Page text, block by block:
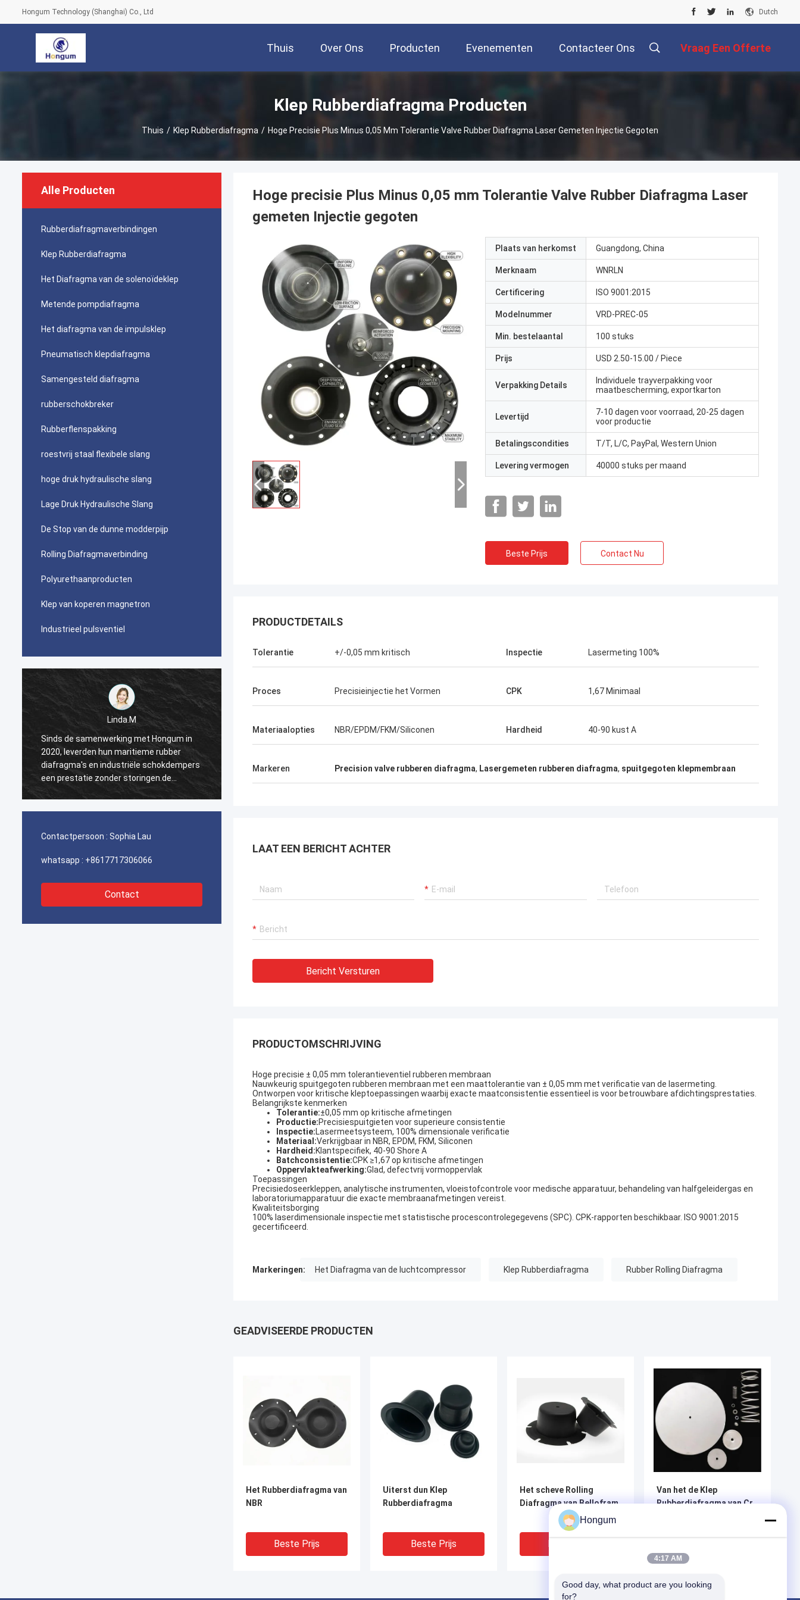
Hongum Technology (Shanghai) Co., Ltd Dutch
Thuis Over Ons Producten Evenementen Contacteer Ons Vraag Een Offerte
Klep Rubberdiafragma Producten
Thuis / Klep Rubberdiafragma / Hoge Precisie Plus Minus 0,05 Mm Tolerantie Valve Rubber Diafragma Laser Gemeten Injectie Gegoten
Alle Producten
Rubberdiafragmaverbindingen
Klep Rubberdiafragma
Het Diafragma van de solenoïdeklep
Metende pompdiafragma
Het diafragma van de impulsklep
Pneumatisch klepdiafragma
Samengesteld diafragma
rubberschokbreker
Rubberflenspakking
roestvrij staal flexibele slang
hoge druk hydraulische slang
Lage Druk Hydraulische Slang
De Stop van de dunne modderpijp
Rolling Diafragmaverbinding
Polyurethaanproducten
Klep van koperen magnetron
Industrieel pulsventiel
Linda.M
Sinds de samenwerking met Hongum in
2020, leverden hun maritieme rubber
diafragma's en industriële schokdempers
een prestatie zonder storingen.de
ononderbroken werking van onze
diafragma's en industriële schokdempers
Contactpersoon : Sophia Lau
whatsapp : +8617717306066
Contact
Hoge precisie Plus Minus 0,05 mm Tolerantie Valve Rubber Diafragma Laser
gemeten Injectie gegoten
Plaats van herkomst Guangdong, China
Merknaam WNRLN
Certificering ISO 9001:2015
Modelnummer VRD-PREC-05
Min. bestelaantal 100 stuks
Prijs USD 2.50-15.00 / Piece
Verpakking Details
Individuele trayverpakking voor
maatbescherming, exportkarton
Levertijd
7-10 dagen voor voorraad, 20-25 dagen
voor productie
Betalingscondities T/T, L/C, PayPal, Western Union
Levering vermogen 40000 stuks per maand
Beste Prijs Contact Nu
PRODUCTDETAILS
Tolerantie +/-0,05 mm kritisch Inspectie Lasermeting 100%
Proces Precisieinjectie het Vormen CPK 1,67 Minimaal
Materiaalopties NBR/EPDM/FKM/Siliconen Hardheid 40-90 kust A
Markeren Precision valve rubberen diafragma, Lasergemeten rubberen diafragma, spuitgegoten klepmembraan
LAAT EEN BERICHT ACHTER
Bericht Versturen
PRODUCTOMSCHRIJVING
Hoge precisie ± 0,05 mm tolerantieventiel rubberen membraan
Nauwkeurig spuitgegoten rubberen membraan met een maattolerantie van ± 0,05 mm met verificatie van de lasermeting.
Ontworpen voor kritische kleptoepassingen waarbij exacte maatconsistentie essentieel is voor betrouwbare afdichtingsprestaties.
Belangrijkste kenmerken
Tolerantie:±0,05 mm op kritische afmetingen
Productie:Precisiespuitgieten voor superieure consistentie
Inspectie:Lasermeetsysteem, 100% dimensionale verificatie
Materiaal:Verkrijgbaar in NBR, EPDM, FKM, Siliconen
Hardheid:Klantspecifiek, 40-90 Shore A
Batchconsistentie:CPK ≥1,67 op kritische afmetingen
Oppervlakteafwerking:Glad, defectvrij vormoppervlak
Toepassingen
Precisiedoseerkleppen, analytische instrumenten, vloeistofcontrole voor medische apparatuur, behandeling van halfgeleidergas en
laboratoriumapparatuur die exacte membraanafmetingen vereist.
Kwaliteitsborging
100% laserdimensionale inspectie met statistische procescontrolegegevens (SPC). CPK-rapporten beschikbaar. ISO 9001:2015
gecertificeerd.
Markeringen: Het Diafragma van de luchtcompressor Klep Rubberdiafragma Rubber Rolling Diafragma
GEADVISEERDE PRODUCTEN
Het Rubberdiafragma van
NBR
Beste Prijs
Uiterst dun Klep
Rubberdiafragma
Beste Prijs
Het scheve Rolling
Diafragma van Bellofram
Beste Prijs
Van het de Klep
Rubberdiafragma van Cr
Hongum
4:17 AM
Good day, what product are you looking
for?